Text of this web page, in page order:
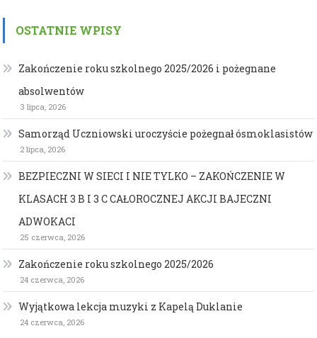
OSTATNIE WPISY
Zakończenie roku szkolnego 2025/2026 i pożegnane
absolwentów
3 lipca, 2026
Samorząd Uczniowski uroczyście pożegnał ósmoklasistów
2 lipca, 2026
BEZPIECZNI W SIECI I NIE TYLKO – ZAKOŃCZENIE W
KLASACH 3 B I 3 C CAŁOROCZNEJ AKCJI BAJECZNI
ADWOKACI
25 czerwca, 2026
Zakończenie roku szkolnego 2025/2026
24 czerwca, 2026
Wyjątkowa lekcja muzyki z Kapelą Duklanie
24 czerwca, 2026